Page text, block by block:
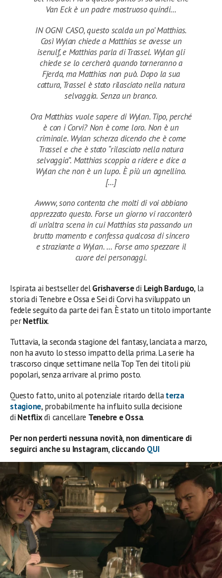
Van Eck è un padre mostruoso quindi…
IN OGNI CASO, questo scalda un po’ Matthias.
Così Wylan chiede a Matthias se avesse un
isenulf, e Matthias parla di Trassel. Wylan gli
chiede se lo cercherà quando torneranno a
Fjerda, ma Matthias non può. Dopo la sua
cattura, Trassel è stato rilasciato nella natura
selvaggia. Senza un branco.
Ora Matthias vuole sapere di Wylan. Tipo, perché
è con i Corvi? Non è come loro. Non è un
criminale. Wylan scherza dicendo che è come
Trassel e che è stato “rilasciato nella natura
selvaggia”. Matthias scoppia a ridere e dice a
Wylan che non è un lupo. È più un agnellino.
[…]
Awww, sono contenta che molti di voi abbiano
apprezzato questo. Forse un giorno vi racconterò
di un’altra scena in cui Matthias sta passando un
brutto momento e confessa qualcosa di sincero
e straziante a Wylan. … Forse amo spezzare il
cuore dei personaggi.
Ispirata ai bestseller delGrishaversedi Leigh Bardugo, la
storia di Tenebre e Ossa e Sei di Corvi ha sviluppato un
fedele seguito da parte dei fan. È stato un titolo importante
perNetflix.
Tuttavia, la seconda stagione del fantasy, lanciata a marzo,
non ha avuto lo stesso impatto della prima. La serie ha
trascorso cinque settimane nella Top Ten dei titoli più
popolari, senza arrivare al primo posto.
Questo fatto, unito al potenziale ritardo dellaterza
stagione, probabilmente ha influito sulla decisione
di Netflixdì cancellare Tenebre e Ossa.
Per non perderti nessuna novità, non dimenticare di
seguirci anche su Instagram, cliccando QUI